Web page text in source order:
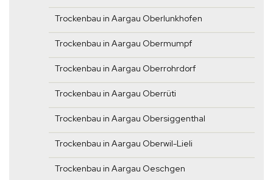
Trockenbau in Aargau Oberlunkhofen
Trockenbau in Aargau Obermumpf
Trockenbau in Aargau Oberrohrdorf
Trockenbau in Aargau Oberrüti
Trockenbau in Aargau Obersiggenthal
Trockenbau in Aargau Oberwil-Lieli
Trockenbau in Aargau Oeschgen